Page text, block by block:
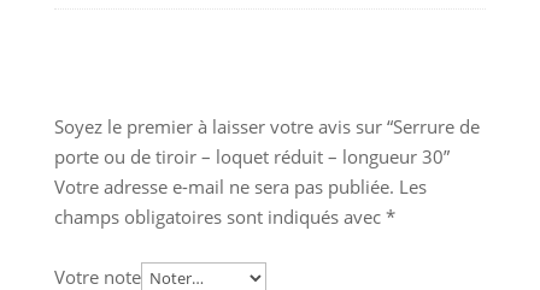
Soyez le premier à laisser votre avis sur “Serrure de
porte ou de tiroir – loquet réduit – longueur 30”
Votre adresse e-mail ne sera pas publiée. Les
champs obligatoires sont indiqués avec *
Votre note